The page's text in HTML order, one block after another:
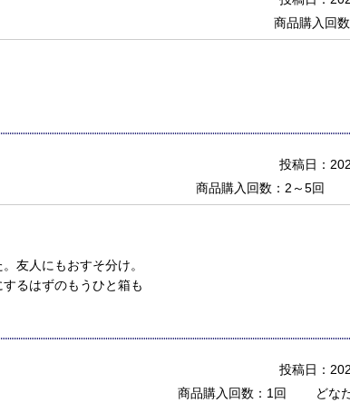
商品購入回
投稿日：
商品購入回数：2～5回
友人にもおすそ分け。
るはずのもうひと箱も
投稿日：
商品購入回数：1回
どな